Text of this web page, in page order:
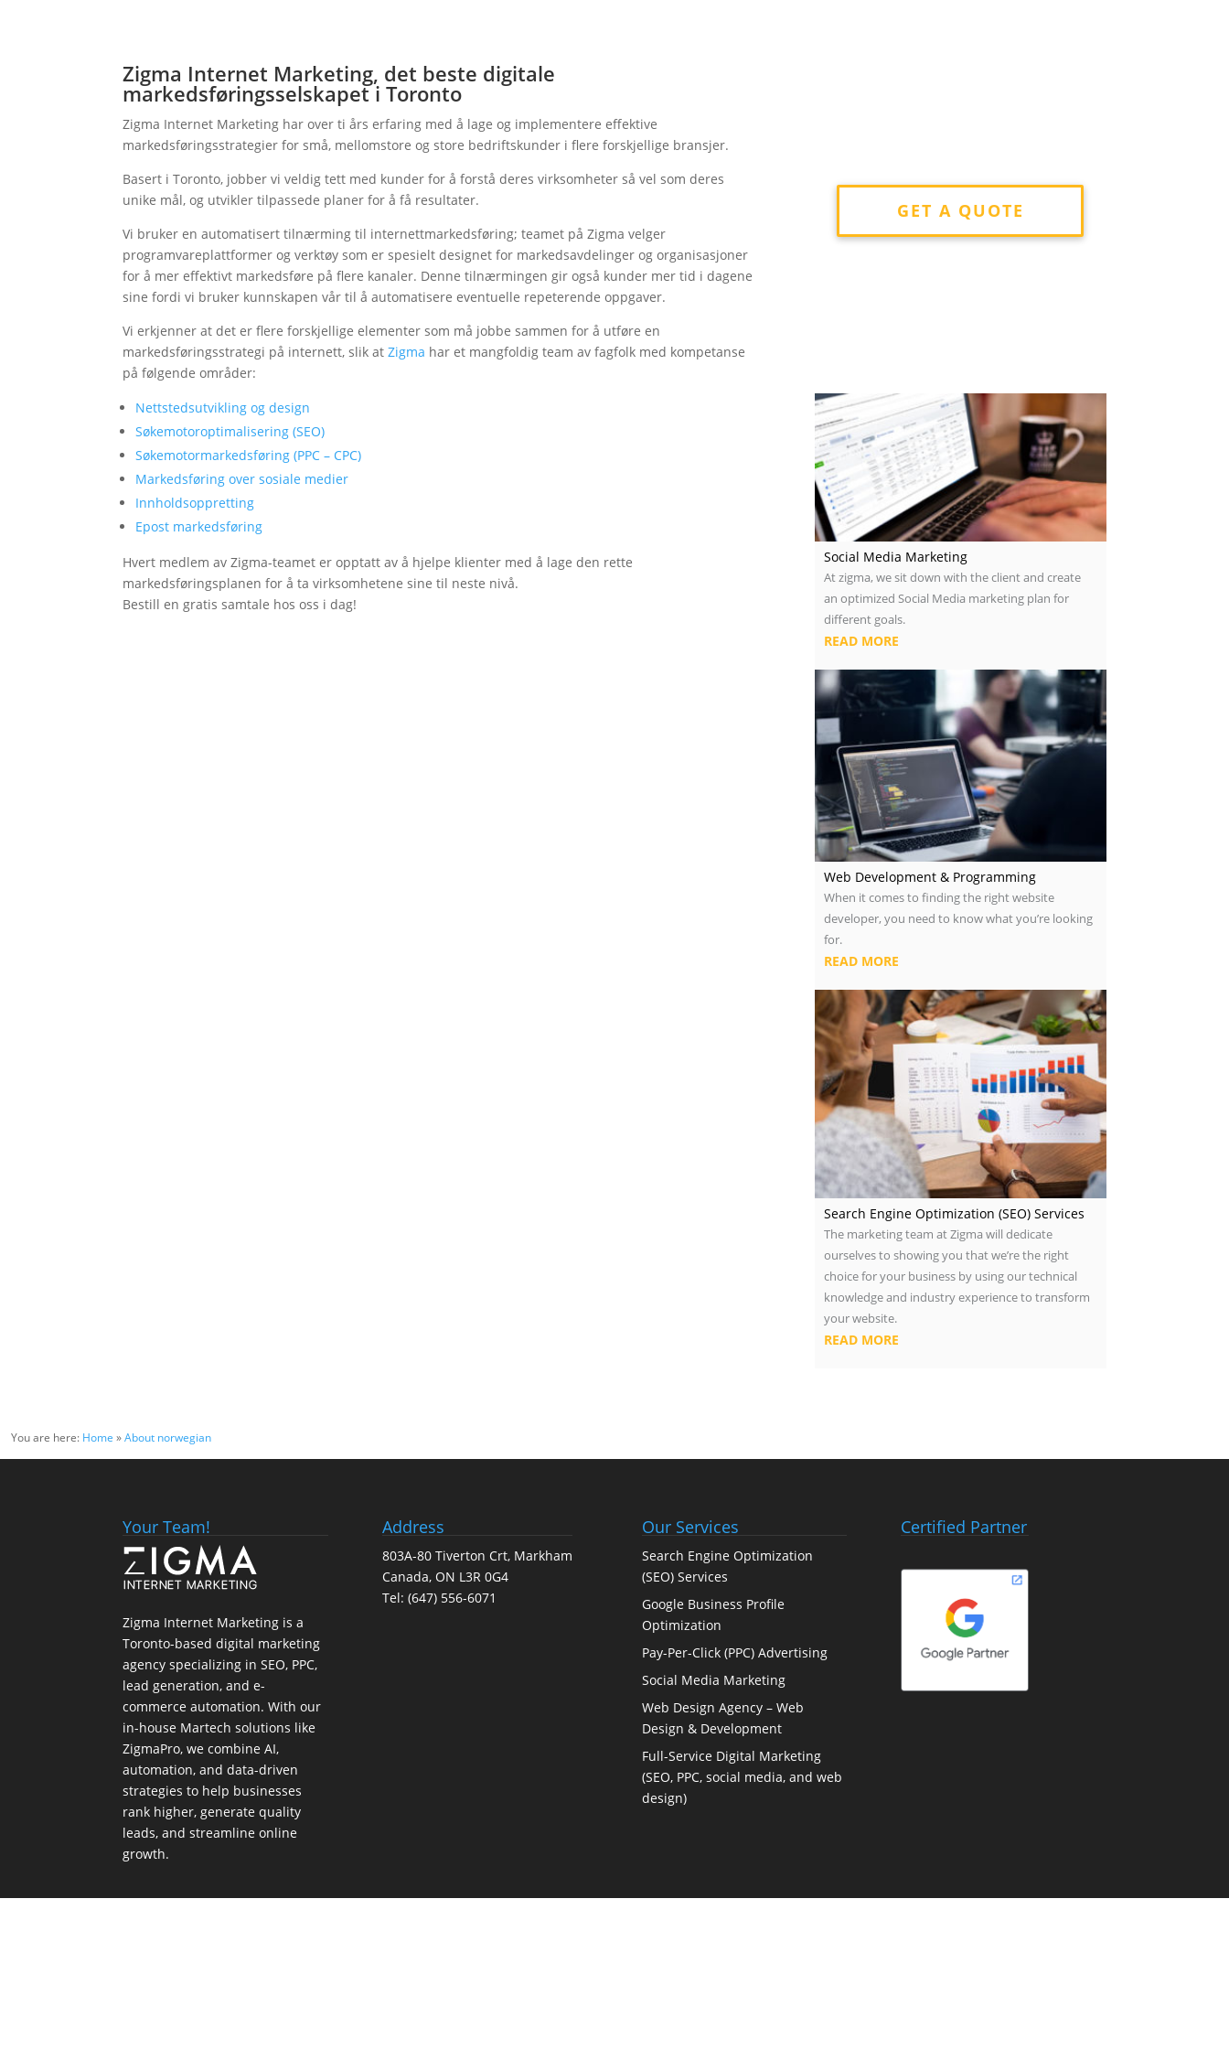
Zigma Internet Marketing, det beste digitale
markedsføringsselskapet i Toronto
Zigma Internet Marketing har over ti års erfaring med å lage og implementere effektive
markedsføringsstrategier for små, mellomstore og store bedriftskunder i flere forskjellige bransjer.
Basert i Toronto, jobber vi veldig tett med kunder for å forstå deres virksomheter så vel som deres
unike mål, og utvikler tilpassede planer for å få resultater.
Vi bruker en automatisert tilnærming til internettmarkedsføring; teamet på Zigma velger
programvareplattformer og verktøy som er spesielt designet for markedsavdelinger og organisasjoner
for å mer effektivt markedsføre på flere kanaler. Denne tilnærmingen gir også kunder mer tid i dagene
sine fordi vi bruker kunnskapen vår til å automatisere eventuelle repeterende oppgaver.
Vi erkjenner at det er flere forskjellige elementer som må jobbe sammen for å utføre en
markedsføringsstrategi på internett, slik atZigma har et mangfoldig team av fagfolk med kompetanse
på følgende områder:
Nettstedsutvikling og design
Søkemotoroptimalisering (SEO)
Søkemotormarkedsføring (PPC – CPC)
Markedsføring over sosiale medier
Innholdsoppretting
Epost markedsføring
Hvert medlem av Zigma-teamet er opptatt av å hjelpe klienter med å lage den rette
markedsføringsplanen for å ta virksomhetene sine til neste nivå.
Bestill en gratis samtale hos oss i dag!
GET A QUOTE
Social Media Marketing
At zigma, we sit down with the client and create
an optimized Social Media marketing plan for
different goals.
READ MORE
Web Development & Programming
When it comes to finding the right website
developer, you need to know what you’re looking
for.
READ MORE
Search Engine Optimization (SEO) Services
The marketing team at Zigma will dedicate
ourselves to showing you that we’re the right
choice for your business by using our technical
knowledge and industry experience to transform
your website.
READ MORE
You are here: Home »About norwegian
Your Team!
Zigma Internet Marketing is a
Toronto-based digital marketing
agency specializing in SEO, PPC,
lead generation, and e-
commerce automation. With our
in-house Martech solutions like
ZigmaPro, we combine AI,
automation, and data-driven
strategies to help businesses
rank higher, generate quality
leads, and streamline online
growth.
Address
803A-80 Tiverton Crt, Markham
Canada, ON L3R 0G4
Tel: (647) 556-6071
Our Services
Search Engine Optimization
(SEO) Services
Google Business Profile
Optimization
Pay-Per-Click (PPC) Advertising
Social Media Marketing
Web Design Agency – Web
Design & Development
Full-Service Digital Marketing
(SEO, PPC, social media, and web
design)
Certified Partner